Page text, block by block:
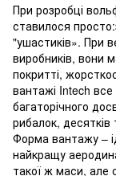
При розробці
ставилося
"ушастиків». При
виробників, вони
покритті,
вантажі Intech
багаторічного
рибалок, десятків
Форма вантажу –
найкращу
такої ж маси, але